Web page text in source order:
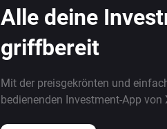
Alle deine
griffbereit
Mit der preisgekrönten und
bedienenden Investment-App von